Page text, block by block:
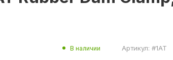
В наличии Артикул: #1AT